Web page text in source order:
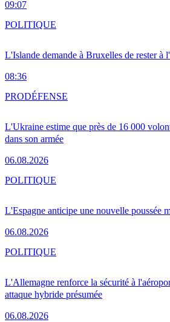
09:07
L'Islande demande à Bruxelles de rester à
08:36
POLITIQUE
L'Ukraine estime que près de 16 000
dans son armée
06.08.2026
PRODÉFENSE
L'Espagne anticipe une nouvelle poussée
06.08.2026
POLITIQUE
L'Allemagne renforce la sécurité à
attaque hybride présumée
06.08.2026
POLITIQUE